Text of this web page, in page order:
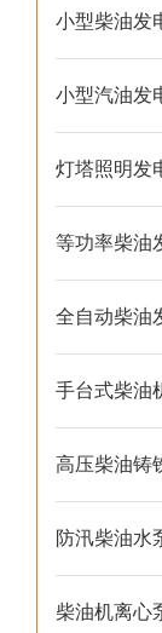
小型柴油发
小型汽油发
灯塔照明发
等功率柴油
全自动柴油
手台式柴油
高压柴油铸
防汛柴油水
柴油机离心